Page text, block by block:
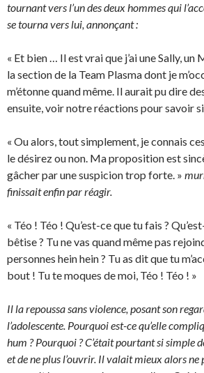
tournant vers l’un des deux hommes qui
se tourna vers lui, annonçant :
« Et bien … Il est vrai que j’ai une Sally, un
la section de la Team Plasma dont je
m’étonne quand même. Il aurait pu dire
ensuite, voir notre réactions pour savoir si
« Ou alors, tout simplement, je connais
le désirez ou non. Ma proposition est
gâcher par une suspicion trop forte. »
finissait enfin par réagir.
« Téo ! Téo ! Qu’est-ce que tu fais ?
bêtise ? Tu ne vas quand même pas
personnes hein hein ? Tu as dit que tu
bout ! Tu te moques de moi, Téo ! Téo ! »
Il la repoussa sans violence, posant son
l’adolescente. Pourquoi est-ce qu’elle
hum ? Pourquoi ? C’était pourtant si simple
et de ne plus l’ouvrir. Il valait mieux alors ne